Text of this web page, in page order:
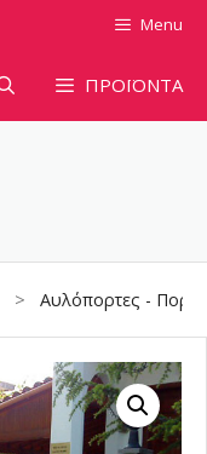
Menu
ΠΡΟΪΟΝΤΑ
> Αυλόπορτες -